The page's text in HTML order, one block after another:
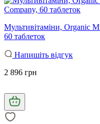
Мультивітаміни, Organic
60 таблеток
Напишіть відгук
2 896 грн